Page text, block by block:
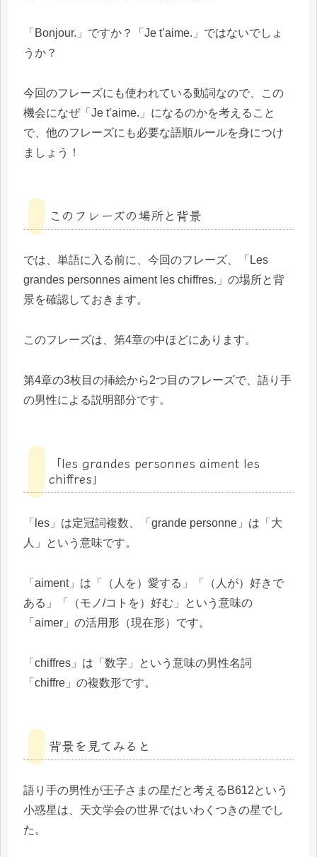
「Bonjour.」ですか？「Je t’aime.」ではないでしょ
うか？
今回のフレーズにも使われている動詞なので、この
機会になぜ「Je t’aime.」になるのかを考えること
で、他のフレーズにも必要な語順ルールを身につけ
ましょう！
このフレーズの場所と背景
では、単語に入る前に、今回のフレーズ、「Les
grandes personnes aiment les chiffres.」の場所と背
景を確認しておきます。
このフレーズは、第4章の中ほどにあります。
第4章の3枚目の挿絵から2つ目のフレーズで、語り手
の男性による説明部分です。
「les grandes personnes aiment les
chiffres」
「les」は定冠詞複数、「grande personne」は「大
人」という意味です。
「aiment」は「（人を）愛する」「（人が）好きで
ある」「（モノ/コトを）好む」という意味の
「aimer」の活用形（現在形）です。
「chiffres」は「数字」という意味の男性名詞
「chiffre」の複数形です。
背景を見てみると
語り手の男性が王子さまの星だと考えるB612という
小惑星は、天文学会の世界ではいわくつきの星でし
た。